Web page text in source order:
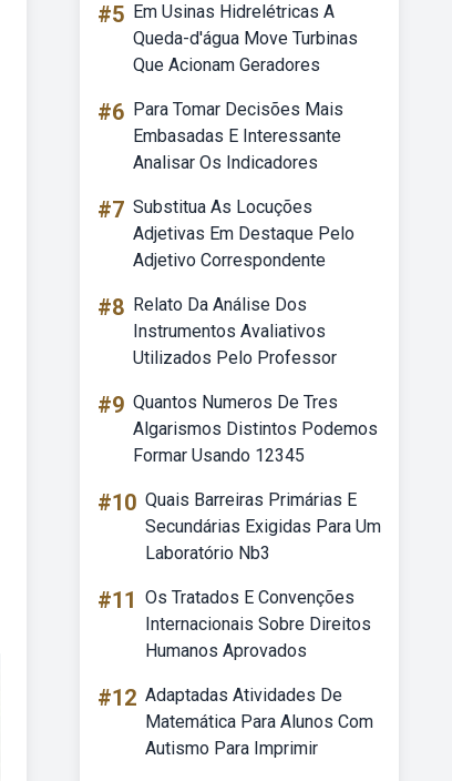
#5 Em Usinas Hidrelétricas A
Queda-d'água Move Turbinas
Que Acionam Geradores
#6 Para Tomar Decisões Mais
Embasadas E Interessante
Analisar Os Indicadores
#7 Substitua As Locuções
Adjetivas Em Destaque Pelo
Adjetivo Correspondente
#8 Relato Da Análise Dos
Instrumentos Avaliativos
Utilizados Pelo Professor
#9 Quantos Numeros De Tres
Algarismos Distintos Podemos
Formar Usando 12345
#10 Quais Barreiras Primárias E
Secundárias Exigidas Para Um
Laboratório Nb3
#11 Os Tratados E Convenções
Internacionais Sobre Direitos
Humanos Aprovados
#12 Adaptadas Atividades De
Matemática Para Alunos Com
Autismo Para Imprimir